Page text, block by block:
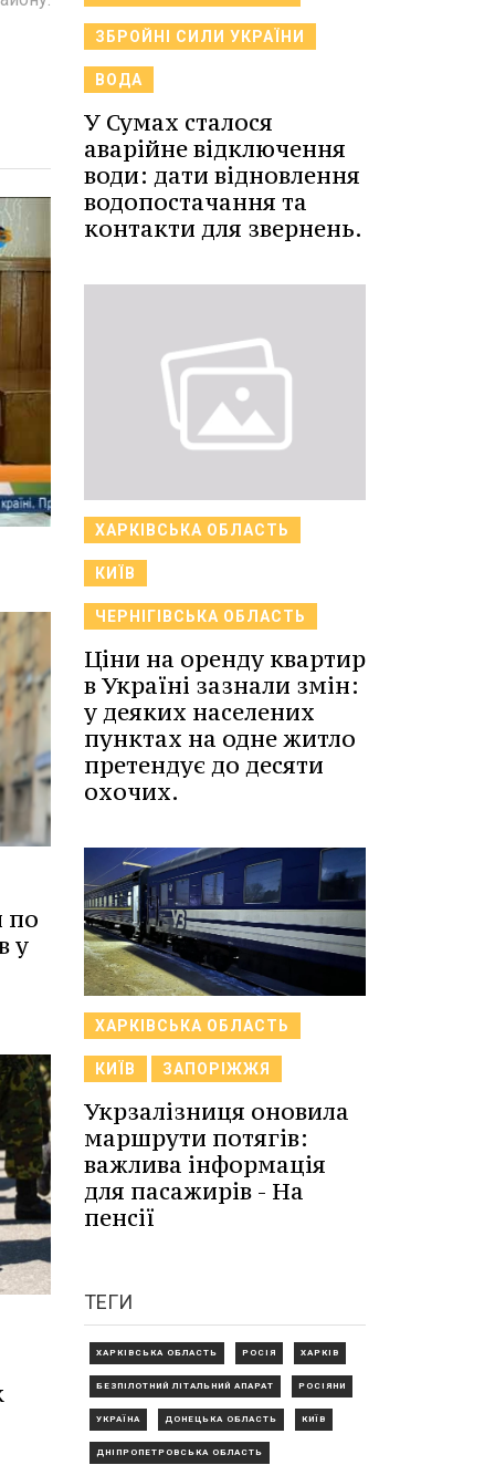
по
у
ЗБРОЙНІ СИЛИ УКРАЇНИ
ВОДА
У Сумах сталося
аварійне відключення
води: дати відновлення
водопостачання та
контакти для звернень.
ХАРКІВСЬКА ОБЛАСТЬ
КИЇВ
ЧЕРНІГІВСЬКА ОБЛАСТЬ
Ціни на оренду квартир
в Україні зазнали змін:
у деяких населених
пунктах на одне житло
претендує до десяти
охочих.
ХАРКІВСЬКА ОБЛАСТЬ
КИЇВ ЗАПОРІЖЖЯ
Укрзалізниця оновила
маршрути потягів:
важлива інформація
для пасажирів - На
пенсії
ТЕГИ
ХАРКІВСЬКА ОБЛАСТЬ РОСІЯ ХАРКІВ
БЕЗПІЛОТНИЙ ЛІТАЛЬНИЙ АПАРАТ РОСІЯНИ
УКРАЇНА ДОНЕЦЬКА ОБЛАСТЬ КИЇВ
ДНІПРОПЕТРОВСЬКА ОБЛАСТЬ